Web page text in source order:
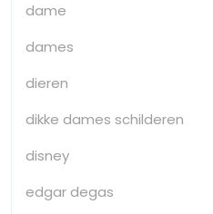
dame
dames
dieren
dikke dames schilderen
disney
edgar degas